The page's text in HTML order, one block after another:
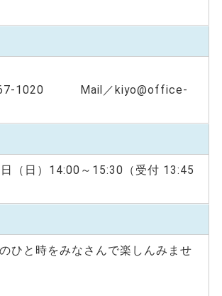
1020 Mail／kiyo@office-
（日）14:00～15:30（受付 13:45
ひと時をみなさんで楽しんみませ